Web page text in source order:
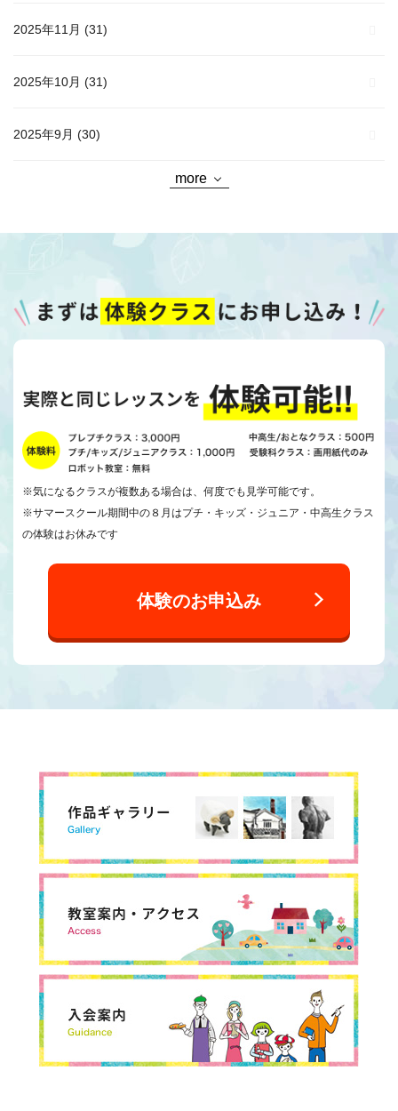
2025年11月 (31)
2025年10月 (31)
2025年9月 (30)
more
※気になるクラスが複数ある場合は、何度でも見学可能です。
※サマースクール期間中の８月はプチ・キッズ・ジュニア・中高生クラス
の体験はお休みです
体験のお申込み